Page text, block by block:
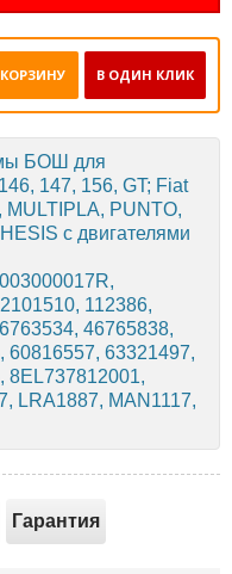
В ОДИН КЛИК
БОШ для
147, 156, GT; Fiat
MULTIPLA, PUNTO,
с двигателями
112386,
46765838,
60816557, 63321497,
8EL737812001,
LRA1887, MAN1117,
Гарантия